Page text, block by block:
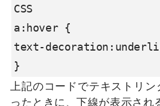
CSS
a:hover {
text-
}
上記のコードでテキストリ
ったときに、下線が表示され